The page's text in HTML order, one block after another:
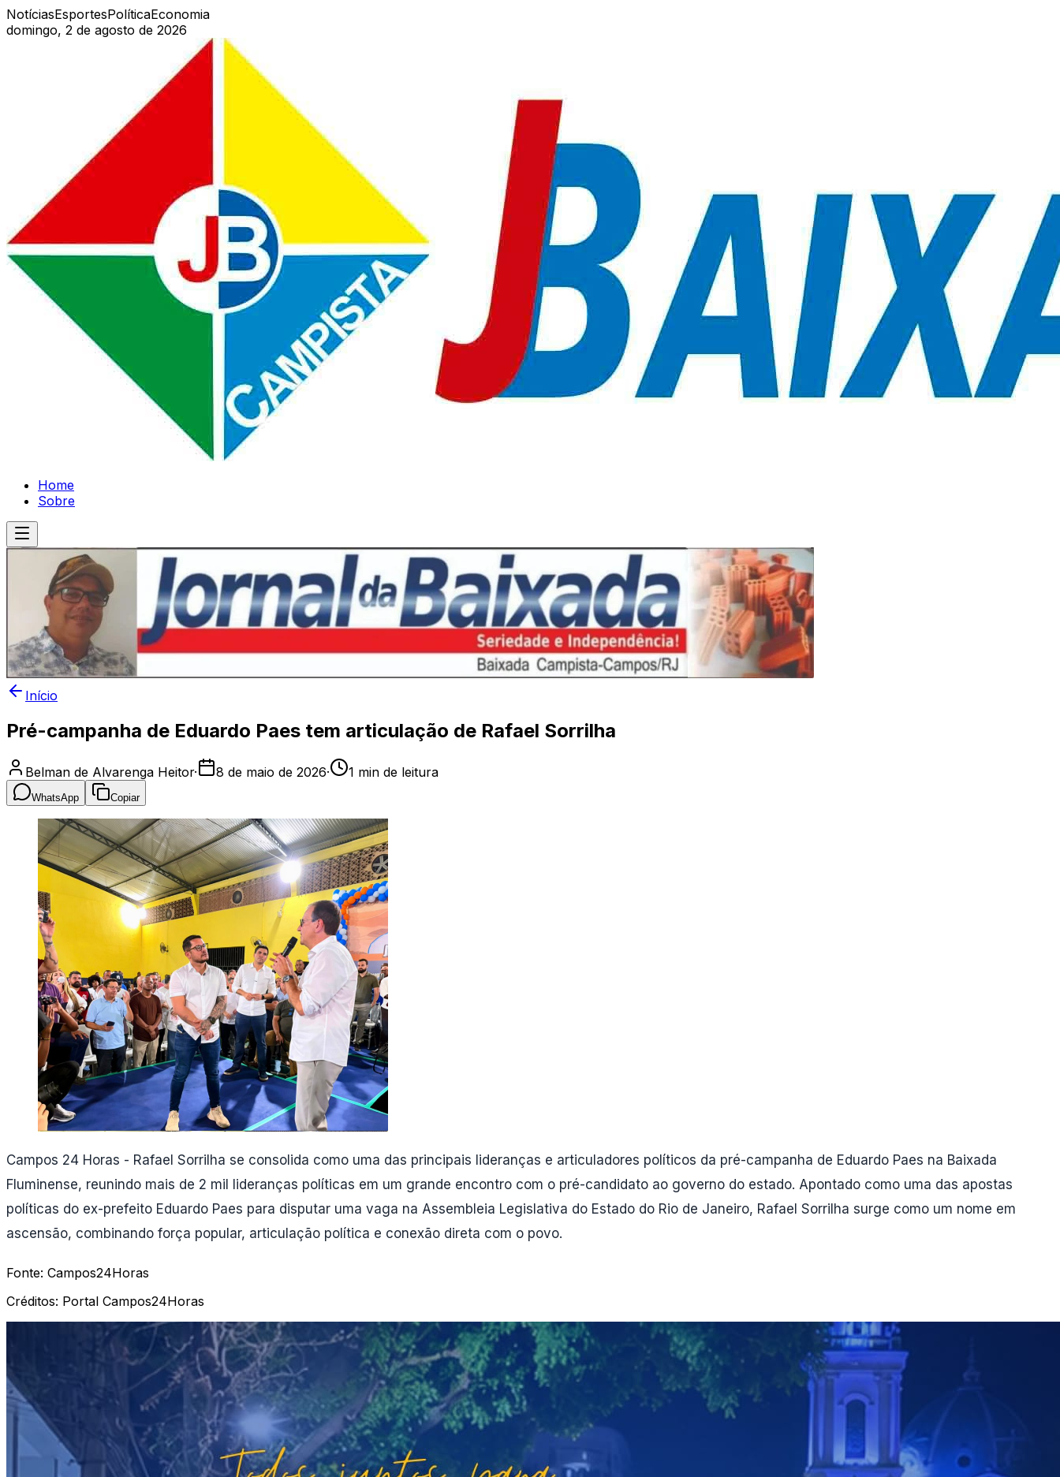
NotíciasEsportesPolíticaEconomia
domingo, 2 de agosto de 2026
Home
Sobre
Início
Pré-campanha de Eduardo Paes tem articulação de Rafael Sorrilha
Belman de Alvarenga Heitor· 8 de maio de 2026· 1 min de leitura
WhatsApp Copiar
Campos 24 Horas - Rafael Sorrilha se consolida como uma das principais lideranças e articuladores políticos da pré-campanha de Eduardo Paes na Baixada
Fluminense, reunindo mais de 2 mil lideranças políticas em um grande encontro com o pré-candidato ao governo do estado. Apontado como uma das apostas
políticas do ex-prefeito Eduardo Paes para disputar uma vaga na Assembleia Legislativa do Estado do Rio de Janeiro, Rafael Sorrilha surge como um nome em
ascensão, combinando força popular, articulação política e conexão direta com o povo.
Fonte: Campos24Horas
Créditos: Portal Campos24Horas